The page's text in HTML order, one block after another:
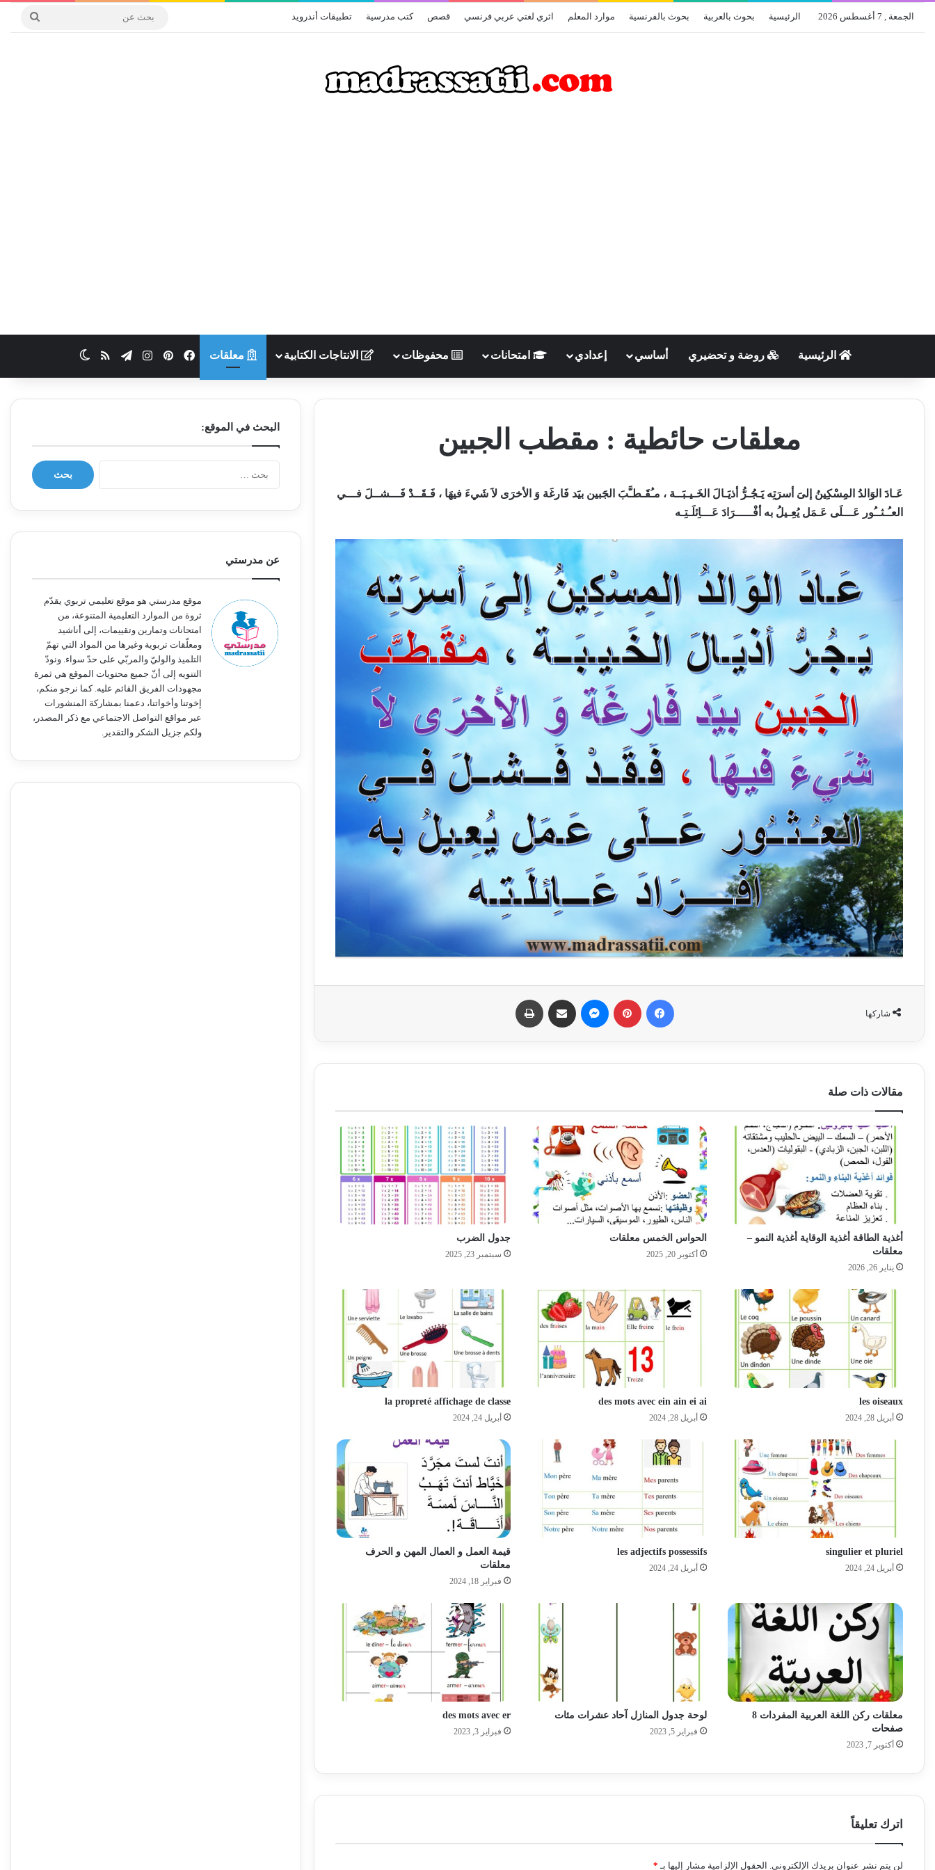
الجمعة , 7 أغسطس 2026 الرئيسية بحوث بالعربية بحوث بالفرنسية موارد المعلم اثري لغتي عربي فرنسي قصص كتب مدرسية تطبيقات أندرويد
الرئيسية روضة و تحضيري أساسي إعدادي امتحانات محفوظات الانتاجات الكتابية معلقات فيسبوكبينتيريستانستقرامتيلقرامملخص الموقع RSS
معلقات حائطية : مقطب الجبين
عَـادَ الوَالدُ المِسْكِينُ إلىَ أسرَتِه يَـجُـرُّ أذيَـالَ الخَـيـبَــة ، مـُقَـطـَّبَ الجَبين بيَد فَارغَة وَ الأخرَى لاَ شَيءَ فيهَا ، فَـقَــدْ فَـــشــلَ فـــي
العـُـثــُور عَـــلَى عَـمَل يُعِـيلُ به أفْـــــرَادَ عَـــاِئلَـتِـه
شاركها
مقالات ذات صلة
أغذية الطاقة أغذية الوقاية أغذية النمو –
معلقات
يناير 26, 2026
الحواس الخمس معلقات
أكتوبر 20, 2025
جدول الضرب
سبتمبر 23, 2025
les oiseaux
أبريل 28, 2024
des mots avec ein ain ei ai
أبريل 28, 2024
la propreté affichage de classe
أبريل 24, 2024
singulier et pluriel
أبريل 24, 2024
les adjectifs possessifs
أبريل 24, 2024
قيمة العمل و العمال المهن و الحرف
معلقات
فبراير 18, 2024
معلقات ركن اللغة العربية المفردات 8
صفحات
أكتوبر 7, 2023
لوحة جدول المنازل آحاد عشرات مئات
فبراير 5, 2023
des mots avec er
فبراير 3, 2023
اترك تعليقاً
لن يتم نشر عنوان بريدك الإلكتروني. الحقول الإلزامية مشار إليها بـ *
البحث في الموقع:
ح
عن مدرستي
موقع مدرستي هو موقع تعليمي تربوي يقدّم
ثروة من الموارد التعليمية المتنوعة، من
امتحانات وتمارين وتقييمات، إلى أناشيد
ومعلّقات تربوية وغيرها من المواد التي تهمّ
التلميذ والوليّ والمربّي على حدّ سواء. ونودّ
التنويه إلى أنّ جميع محتويات الموقع هي ثمرة
مجهودات الفريق القائم عليه. كما نرجو منكم،
إخوتنا وأخواتنا، دعمنا بمشاركة المنشورات
عبر مواقع التواصل الاجتماعي مع ذكر المصدر،
ولكم جزيل الشكر والتقدير.